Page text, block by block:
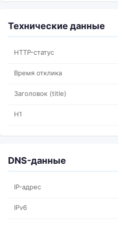
Технические данные
HTTP-статус
Время отклика
Заголовок (title)
H1
DNS-данные
IP-адрес
IPv6